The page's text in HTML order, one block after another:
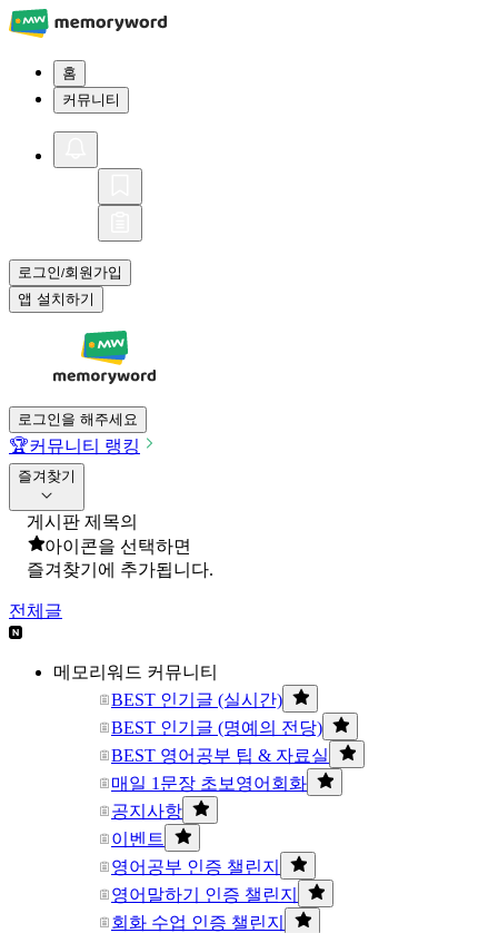
홈
커뮤니티
로그인/회원가입
앱 설치하기
로그인을 해주세요
🏆커뮤니티 랭킹
즐겨찾기
게시판 제목의
아이콘을 선택하면
즐겨찾기에 추가됩니다.
전체글
메모리워드 커뮤니티
BEST 인기글 (실시간)
BEST 인기글 (명예의 전당)
BEST 영어공부 팁 & 자료실
매일 1문장 초보영어회화
공지사항
이벤트
영어공부 인증 챌린지
영어말하기 인증 챌린지
회화 수업 인증 챌린지